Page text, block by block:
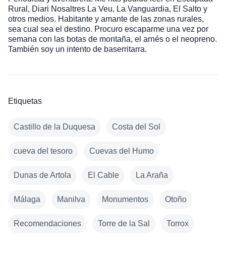
Rural, Diari Nosaltres La Veu, La Vanguardia, El Salto y
otros medios. Habitante y amante de las zonas rurales,
sea cual sea el destino. Procuro escaparme una vez por
semana con las botas de montaña, el arnés o el neopreno.
También soy un intento de baserritarra.
Etiquetas
Castillo de la Duquesa Costa del Sol
cueva del tesoro Cuevas del Humo
Dunas de Artola El Cable La Araña
Málaga Manilva Monumentos Otoño
Recomendaciones Torre de la Sal Torrox